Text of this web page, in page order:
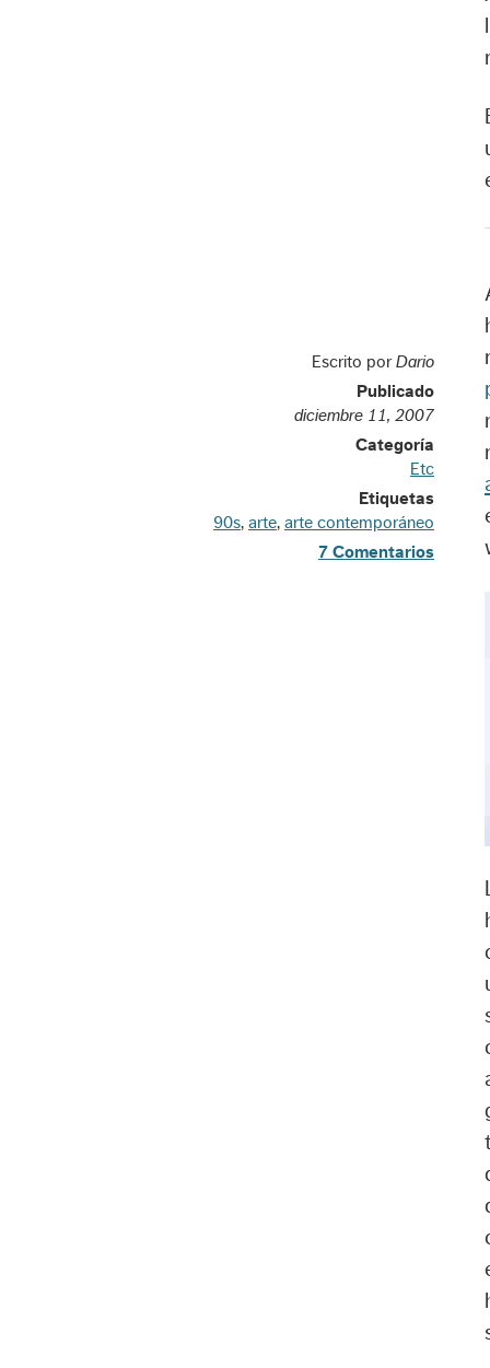
Escrito porDario
Publicado
diciembre 11, 2007
Categoría
Etc
Etiquetas
90s, arte, arte contemporáneo
7 Comentarios